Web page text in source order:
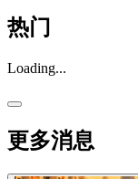
热门
Loading...
更多消息